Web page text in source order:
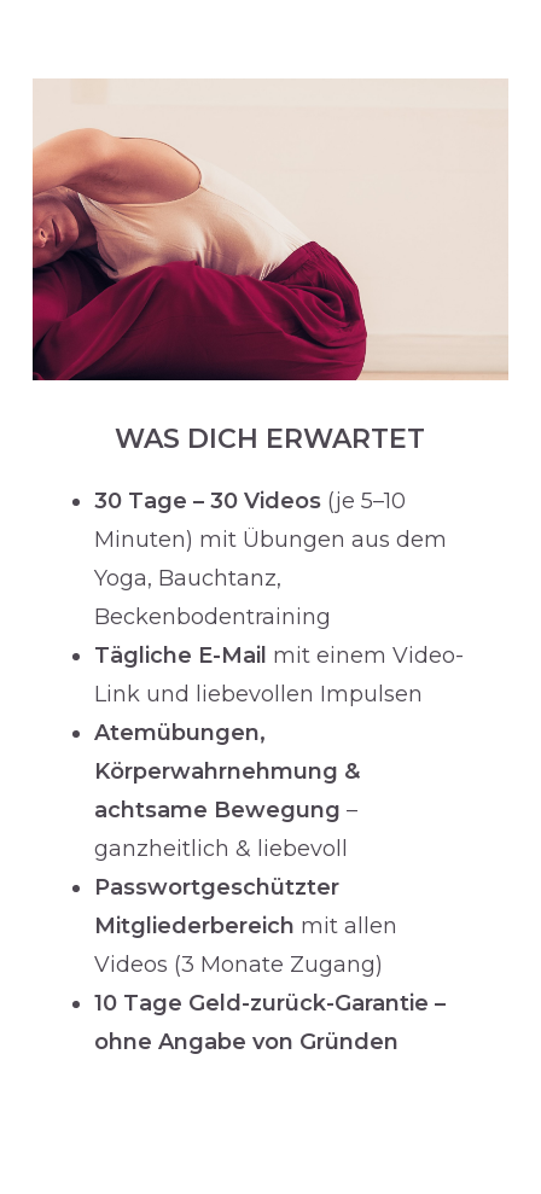
WAS DICH ERWARTET
30 Tage – 30 Videos (je 5–10
Minuten) mit Übungen aus dem
Yoga, Bauchtanz,
Beckenbodentraining
Tägliche E-Mail mit einem Video-
Link und liebevollen Impulsen
Atemübungen,
Körperwahrnehmung &
achtsame Bewegung –
ganzheitlich & liebevoll
Passwortgeschützter
Mitgliederbereich mit allen
Videos (3 Monate Zugang)
10 Tage Geld-zurück-Garantie –
ohne Angabe von Gründen